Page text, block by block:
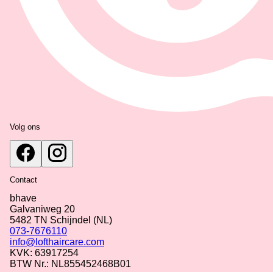
Volg ons
Contact
bhave
Galvaniweg 20
5482 TN Schijndel (NL)
073-7676110
info@lofthaircare.com
KVK: 63917254
BTW Nr.: NL855452468B01